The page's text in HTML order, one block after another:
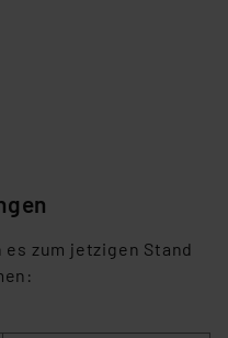
zum jetzigen Stand